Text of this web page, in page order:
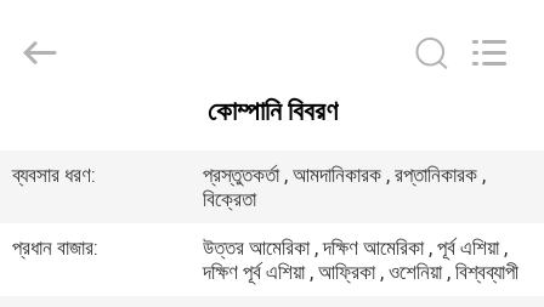
কোম্পানি বিবরণ
ব্যবসার ধরণ:
প্রস্তুতকর্তা , আমদানিকারক , রপ্তানিকারক ,
বিক্রেতা
প্রধান বাজার:
উত্তর আমেরিকা , দক্ষিণ আমেরিকা , পূর্ব এশিয়া ,
দক্ষিণ পূর্ব এশিয়া , আফ্রিকা , ওশেনিয়া , বিশ্বব্যাপী